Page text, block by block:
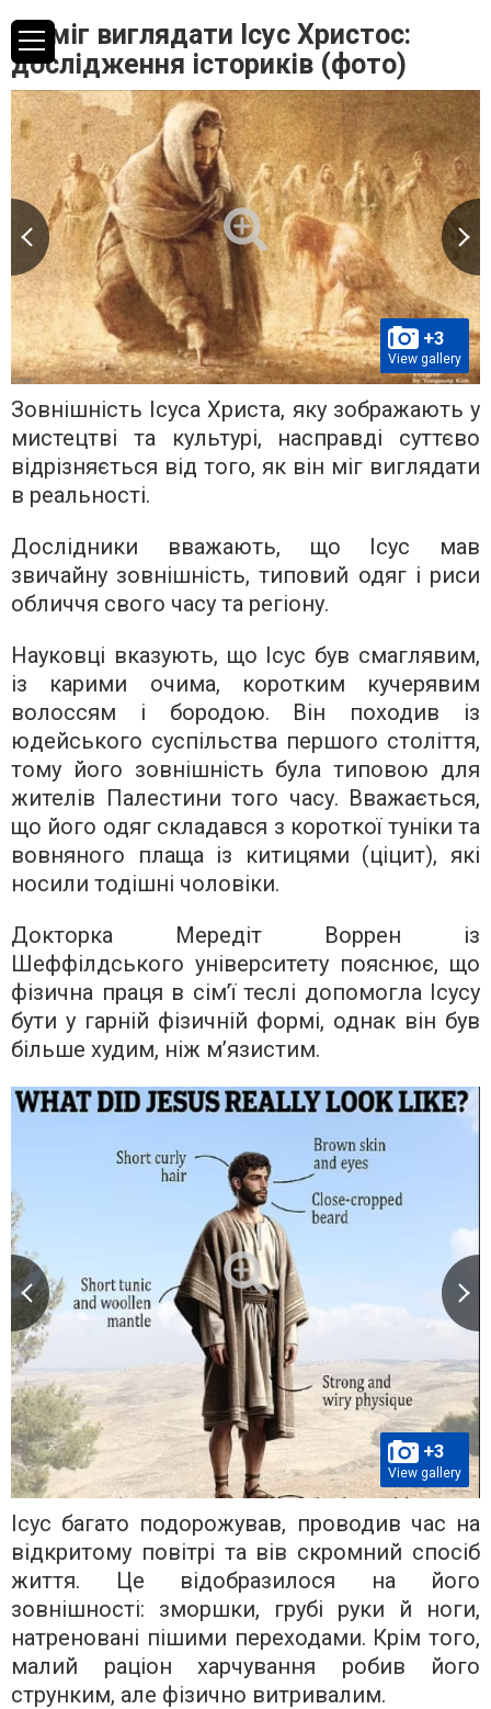
Як міг виглядати Ісус Христос:
дослідження істориків (фото)
+3
View gallery
Зовнішність Ісуса Христа, яку зображають у
мистецтві та культурі, насправді суттєво
відрізняється від того, як він міг виглядати
в реальності.
Дослідники вважають, що Ісус мав
звичайну зовнішність, типовий одяг і риси
обличчя свого часу та регіону.
Науковці вказують, що Ісус був смаглявим,
із карими очима, коротким кучерявим
волоссям і бородою. Він походив із
юдейського суспільства першого століття,
тому його зовнішність була типовою для
жителів Палестини того часу. Вважається,
що його одяг складався з короткої туніки та
вовняного плаща із китицями (ціцит), які
носили тодішні чоловіки.
Докторка Мередіт Воррен із
Шеффілдського університету пояснює, що
фізична праця в сім’ї теслі допомогла Ісусу
бути у гарній фізичній формі, однак він був
більше худим, ніж м’язистим.
+3
View gallery
Ісус багато подорожував, проводив час на
відкритому повітрі та вів скромний спосіб
життя. Це відобразилося на його
зовнішності: зморшки, грубі руки й ноги,
натреновані пішими переходами. Крім того,
малий раціон харчування робив його
струнким, але фізично витривалим.